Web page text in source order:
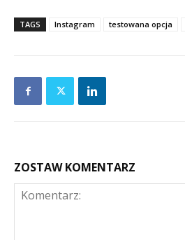
TAGS Instagram testowana opcja
ZOSTAW KOMENTARZ